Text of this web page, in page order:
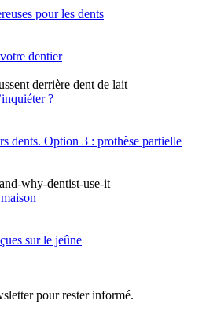
pour les dents
dentier
?
dents. Option 3 : prothèse partielle
sur le jeûne
pour rester informé.